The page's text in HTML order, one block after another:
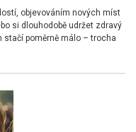
objevováním nových míst
si dlouhodobě udržet zdravý
stačí poměrně málo – trocha